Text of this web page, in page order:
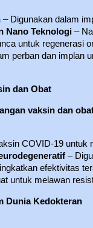
– Digunakan dalam
Nano Teknologi –
untuk regenerasi
perban dan implan
dan Obat
vaksin dan
COVID-19 untuk
–
efektivitas
untuk melawan
Dunia Kedokteran